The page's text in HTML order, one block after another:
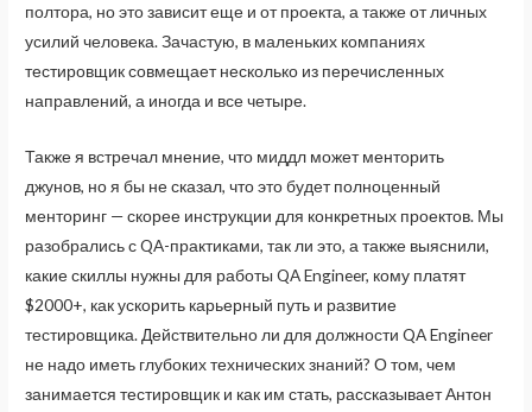
полтора, но это зависит еще и от проекта, а также от личных
усилий человека. Зачастую, в маленьких компаниях
тестировщик совмещает несколько из перечисленных
направлений, а иногда и все четыре.
Также я встречал мнение, что миддл может менторить
джунов, но я бы не сказал, что это будет полноценный
менторинг — скорее инструкции для конкретных проектов. Мы
разобрались с QA-практиками, так ли это, а также выяснили,
какие скиллы нужны для работы QA Engineer, кому платят
$2000+, как ускорить карьерный путь и развитие
тестировщика. Действительно ли для должности QA Engineer
не надо иметь глубоких технических знаний? О том, чем
занимается тестировщик и как им стать, рассказывает Антон